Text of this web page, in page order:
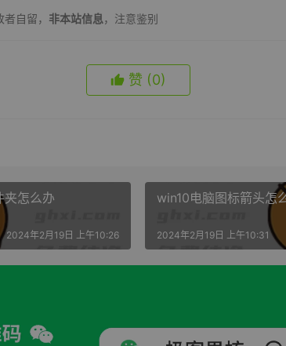
自留， 非本站信息，注意鉴别
赞 (0)
夹怎么办
2024年2月19日 上午10:26
win10电脑图标箭头怎
2024年2月19日 上午10:31